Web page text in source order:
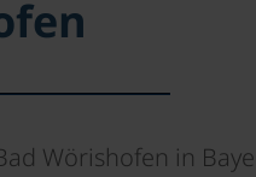
Wörishofen in